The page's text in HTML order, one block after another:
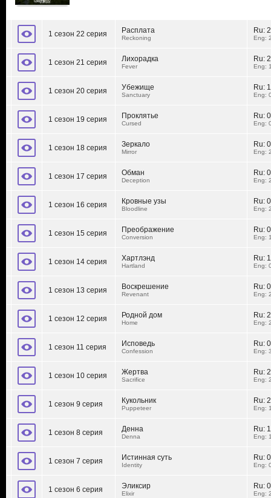
1 сезон 22 серия Расплата
Reckoning
Ru:
Eng:
1 сезон 21 серия Лихорадка
Fever
Ru:
Eng:
1 сезон 20 серия Убежище
Sanctuary
Ru:
Eng:
1 сезон 19 серия Проклятье
Cursed
Ru:
Eng:
1 сезон 18 серия Зеркало
Mirror
Ru:
Eng:
1 сезон 17 серия Обман
Deception
Ru:
Eng:
1 сезон 16 серия Кровные узы
Bloodline
Ru:
Eng:
1 сезон 15 серия Преображение
Conversion
Ru:
Eng:
1 сезон 14 серия Хартлэнд
Hartland
Ru:
Eng:
1 сезон 13 серия Воскрешение
Revenant
Ru:
Eng:
1 сезон 12 серия Родной дом
Home
Ru:
Eng:
1 сезон 11 серия Исповедь
Confession
Ru:
Eng:
1 сезон 10 серия Жертва
Sacrifice
Ru:
Eng:
1 сезон 9 серия Кукольник
Puppeteer
Ru:
Eng:
1 сезон 8 серия Денна
Denna
Ru:
Eng:
1 сезон 7 серия Истинная суть
Identity
Ru:
Eng:
1 сезон 6 серия Эликсир
Elixir
Ru:
Eng: